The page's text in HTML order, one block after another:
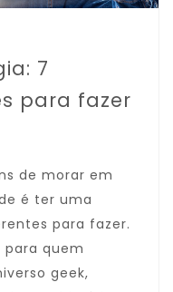
7
para fazer
de morar em
é ter uma
para fazer.
para quem
geek,